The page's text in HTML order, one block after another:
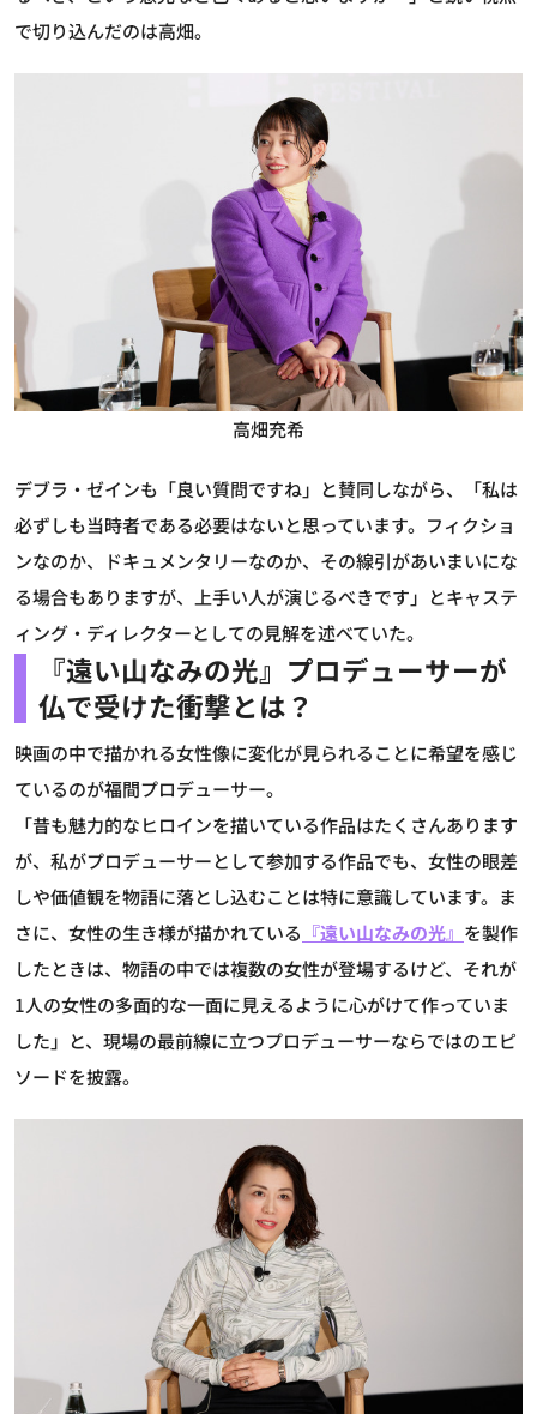
で切り込んだのは高畑。
高畑充希
デブラ・ゼインも「良い質問ですね」と賛同しながら、「私は
必ずしも当時者である必要はないと思っています。フィクショ
ンなのか、ドキュメンタリーなのか、その線引があいまいにな
る場合もありますが、上手い人が演じるべきです」とキャステ
ィング・ディレクターとしての見解を述べていた。
『遠い山なみの光』プロデューサーが
仏で受けた衝撃とは？
映画の中で描かれる女性像に変化が見られることに希望を感じ
ているのが福間プロデューサー。
「昔も魅力的なヒロインを描いている作品はたくさんあります
が、私がプロデューサーとして参加する作品でも、女性の眼差
しや価値観を物語に落とし込むことは特に意識しています。ま
さに、女性の生き様が描かれている 『遠い山なみの光』 を製作
したときは、物語の中では複数の女性が登場するけど、それが
1人の女性の多面的な一面に見えるように心がけて作っていま
した」と、現場の最前線に立つプロデューサーならではのエピ
ソードを披露。